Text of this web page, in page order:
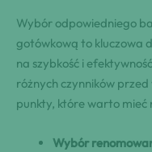
Wybór odpowiedniego
gotówkową to kluczowa
na szybkość i
różnych czynników
punkty, które warto mieć
Wybór